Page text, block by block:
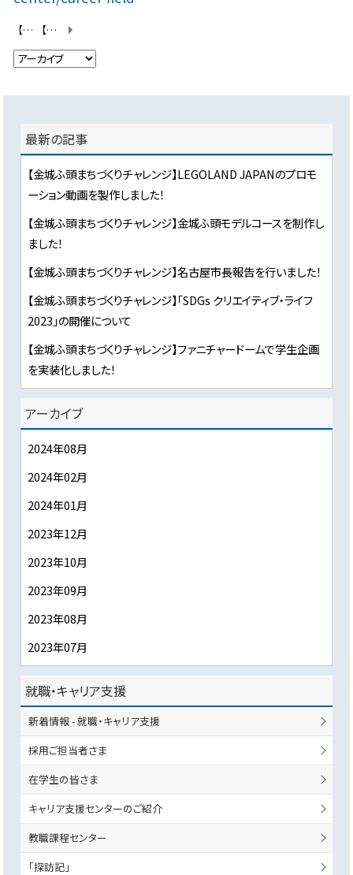
【金城ふ頭まちづくりチャレンジ】進捗確認会を行いました！ 【金城ふ頭まちづくりチャレンジ（セカンドチャレンジ）】最終選考会を行いました！
最新の記事
【金城ふ頭まちづくりチャレンジ】LEGOLAND JAPANのプロモ
ーション動画を製作しました！
【金城ふ頭まちづくりチャレンジ】金城ふ頭モデルコースを制作し
ました！
【金城ふ頭まちづくりチャレンジ】名古屋市長報告を行いました！
【金城ふ頭まちづくりチャレンジ】「SDGs クリエイティブ・ライフ
2023」の開催について
【金城ふ頭まちづくりチャレンジ】ファニチャードームで学生企画
を実装化しました！
アーカイブ
2024年08月
2024年02月
2024年01月
2023年12月
2023年10月
2023年09月
2023年08月
2023年07月
就職・キャリア支援
新着情報 - 就職・キャリア支援
採用ご担当者さま
在学生の皆さま
キャリア支援センターのご紹介
教職課程センター
「探訪記」